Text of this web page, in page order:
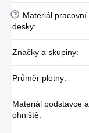
?
Materiál pracovní
desky:
Značky a skupiny:
Průměr plotny:
Materiál podstavce a
ohniště: